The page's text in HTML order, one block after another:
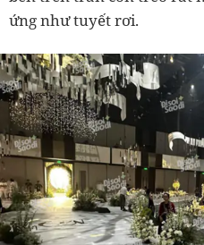
ứng như tuyết rơi.